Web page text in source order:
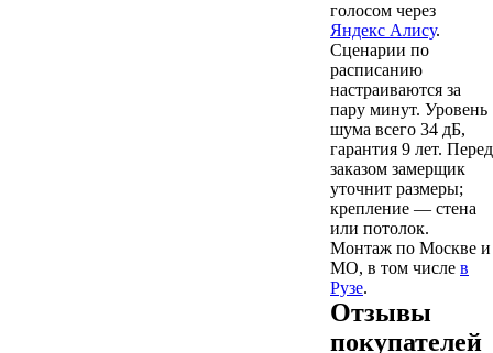
голосом через
Яндекс Алису.
Сценарии по
расписанию
настраиваются за
пару минут. Уровень
шума всего 34 дБ,
гарантия 9 лет. Перед
заказом замерщик
уточнит размеры;
крепление — стена
или потолок.
Монтаж по Москве и
МО, в том числе в
Рузе.
Отзывы
покупателей